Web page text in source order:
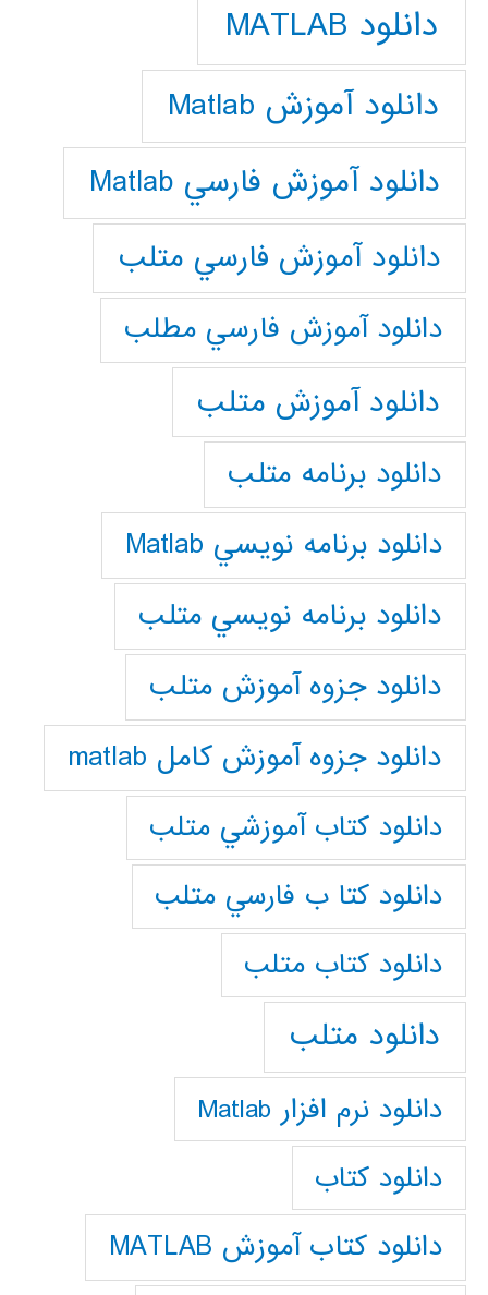
دانلود MATLAB
دانلود آموزش Matlab
دانلود آموزش فارسي Matlab
دانلود آموزش فارسي متلب
دانلود آموزش فارسي مطلب
دانلود آموزش متلب
دانلود برنامه متلب
دانلود برنامه نويسي Matlab
دانلود برنامه نويسي متلب
دانلود جزوه آموزش متلب
دانلود جزوه آموزش کامل matlab
دانلود كتاب آموزشي متلب
دانلود كتا ب فارسي متلب
دانلود كتاب متلب
دانلود متلب
دانلود نرم افزار Matlab
دانلود کتاب
دانلود کتاب آموزش MATLAB